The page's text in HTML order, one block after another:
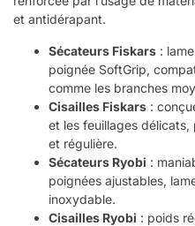
et antidérapant.
Sécateurs Fiskars :
poignée SoftGrip,
comme les branches
Cisailles Fiskars :
et les feuillages
et régulière.
Sécateurs Ryobi :
poignées ajustables,
inoxydable.
Cisailles Ryobi : poids